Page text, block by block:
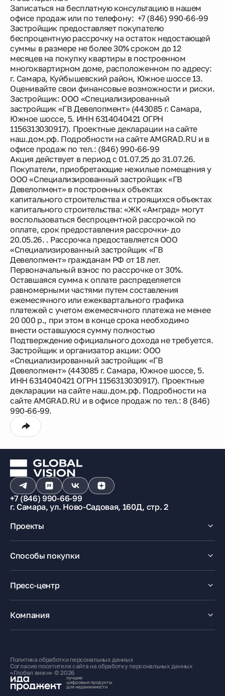
Записаться на бесплатную консультацию в нашем
офисе продаж или по телефону: +7 (846) 990-66-99
Застройщик предоставляет покупателю
беспроцентную рассрочку на остаток недостающей
суммы в размере не более 30% сроком до 12
месяцев на покупку квартиры в построенном
многоквартирном доме, расположенном по адресу:
г. Самара, Куйбышевский район, Южное шоссе 13.
Оценивайте свои финансовые возможности и риски.
Застройщик: ООО «Специализированный
застройщик «ГВ Девелопмент» (443085 г. Самара,
Южное шоссе, 5. ИНН 6314040421 ОГРН
1156313030917). Проектные декларации на сайте
наш.дом.рф. Подробности на сайте AMGRAD.RU и в
офисе продаж по тел.: (846) 990-66-99
Акция действует в период с 01.07.25 до 31.07.26.
Покупатели, приобретающие нежилые помещения у
ООО «Специализированный застройщик «ГВ
Девелопмент» в построенных объектах
капитального строительства и строящихся объектах
капитального строительства: «ЖК «Амград» могут
воспользоваться беспроцентной рассрочкой по
оплате, срок предоставления рассрочки- до
20.05.26. . Рассрочка предоставляется ООО
«Специализированный застройщик «ГВ
Девелопмент» гражданам РФ от 18 лет.
Первоначальный взнос по рассрочке от 30%.
Оставшаяся сумма к оплате распределяется
равномерными частями путем составления
ежемесячного или ежеквартального графика
платежей с учетом ежемесячного платежа не менее
20 000 р., при этом в конце срока необходимо
внести оставшуюся сумму полностью
Подтверждение официального дохода не требуется.
Застройщик и организатор акции: ООО
«Специализированный застройщик «ГВ
Девелопмент» (443085 г. Самара, Южное шоссе, 5.
ИНН 6314040421 ОГРН 1156313030917). Проектные
декларации на сайте наш.дом.рф. Подробности на
сайте AMGRAD.RU и в офисе продаж по тел.: 8 (846)
990-66-99.
+7 (846) 990-66-99
г. Самара, ул. Ново-Садовая, 160Д, стр. 2
Проекты
Способы покупки
Ипотека
Рассрочка
Маткапитал
Trade-In
Пресс-центр
Акции
Компания
Жителям
лучшие
цифровые продукты
для недвижимости
Политика обработки персональных данных
Согласие посетителя сайта на обработку персональных данных
«Глобал вижн» © 2026